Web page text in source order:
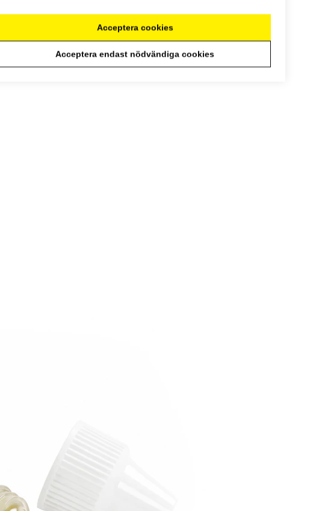
Acceptera cookies
Acceptera endast nödvändiga cookies